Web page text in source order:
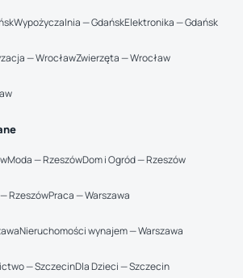
Wypożyczalnia — GdańskElektronika — Gdańsk
— WrocławZwierzęta — Wrocław
Moda — RzeszówDom i Ogród — Rzeszów
RzeszówPraca — Warszawa
Nieruchomości wynajem — Warszawa
— SzczecinDla Dzieci — Szczecin